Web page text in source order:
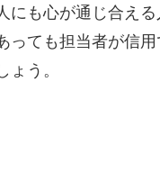
にも心が通じ合え
っても担当者が信
う。